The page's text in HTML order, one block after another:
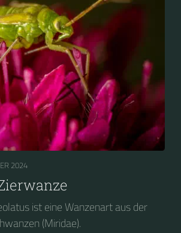
2024
ist eine Wanzenart aus der
(Miridae).